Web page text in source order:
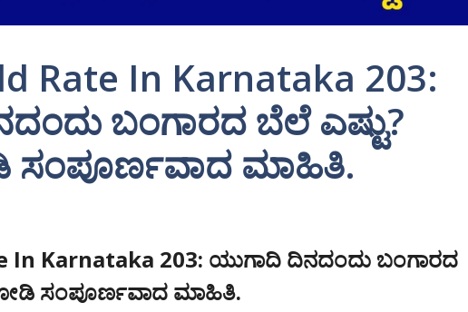
Rate In Karnataka 203:
ಬಂಗಾರದ ಬೆಲೆ ಎಷ್ಟು?
ಸಂಪೂರ್ಣವಾದ ಮಾಹಿತಿ.
In Karnataka 203: ಯುಗಾದಿ ದಿನದಂದು ಬಂಗಾರದ
ಸಂಪೂರ್ಣವಾದ ಮಾಹಿತಿ.